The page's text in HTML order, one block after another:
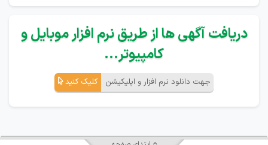
دریافت آگهی ها از طریق نرم افزار موبایل و
کامپیوتر...
جهت دانلود نرم افزار و اپلیکیشن کلیک کنید